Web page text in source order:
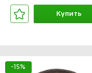
Купить
-15%